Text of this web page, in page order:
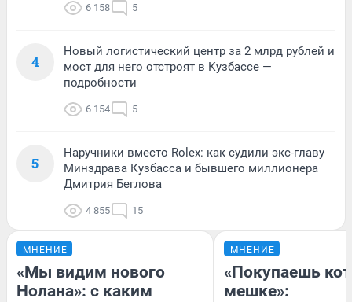
6 158 5
4
Новый логистический центр за 2 млрд рублей и
мост для него отстроят в Кузбассе —
подробности
6 154 5
5
Наручники вместо Rolex: как судили экс-главу
Минздрава Кузбасса и бывшего миллионера
Дмитрия Беглова
4 855 15
МНЕНИЕ
«Мы видим нового
Нолана»: с каким
МНЕНИЕ
«Покупаешь
мешке»: